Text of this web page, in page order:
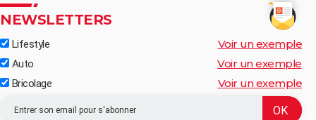
NEWSLETTERS
Lifestyle Voir un exemple
Auto Voir un exemple
Bricolage Voir un exemple